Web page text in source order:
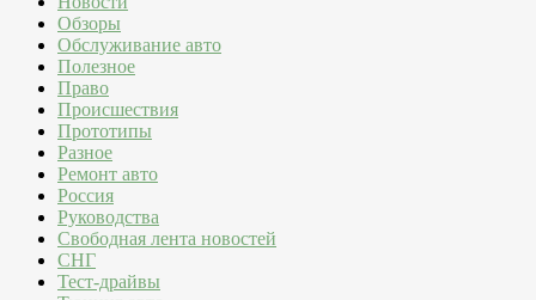
Обзоры
Обслуживание авто
Полезное
Право
Происшествия
Прототипы
Разное
Ремонт авто
Россия
Руководства
Свободная лента новостей
СНГ
Тест-драйвы